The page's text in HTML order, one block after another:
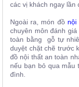
các vị khách ngay lần
Ngoài ra, món đồ nội
chuyên môn đánh
toàn bằng gỗ tự
duyệt chặt chẽ trước
đồ nội thất an toàn
nếu bạn bỏ qua mẫu
đình.